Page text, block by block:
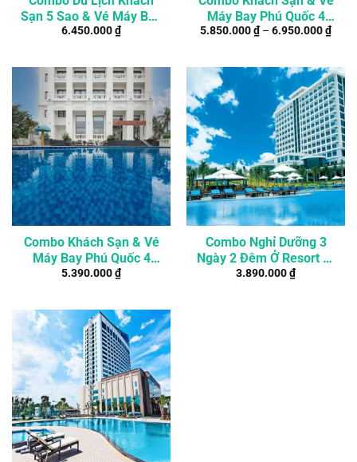
Sạn 5 Sao & Vé Máy Bay
Phú Quốc
6.450.000₫
Máy Bay Phú Quốc 4
Ngày 3 Đêm
5.850.000₫– 6.950.000₫
Combo Khách Sạn & Vé
Máy Bay Phú Quốc 4
Ngày 3 Đêm
5.390.000₫
Combo Nghỉ Dưỡng 3
Ngày 2 Đêm Ở Resort 5*
Tại Cam Ranh
3.890.000₫